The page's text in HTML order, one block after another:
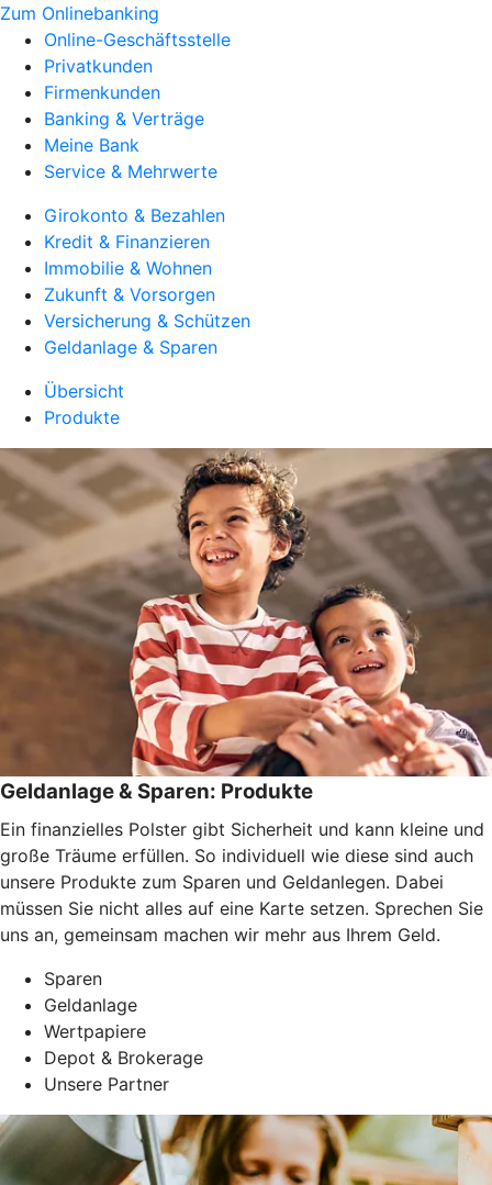
Zum Onlinebanking
Online-Geschäftsstelle
Privatkunden
Firmenkunden
Banking & Verträge
Meine Bank
Service & Mehrwerte
Girokonto & Bezahlen
Kredit & Finanzieren
Immobilie & Wohnen
Zukunft & Vorsorgen
Versicherung & Schützen
Geldanlage & Sparen
Übersicht
Produkte
Geldanlage & Sparen: Produkte
Ein finanzielles Polster gibt Sicherheit und kann kleine und
große Träume erfüllen. So individuell wie diese sind auch
unsere Produkte zum Sparen und Geldanlegen. Dabei
müssen Sie nicht alles auf eine Karte setzen. Sprechen Sie
uns an, gemeinsam machen wir mehr aus Ihrem Geld.
Sparen
Geldanlage
Wertpapiere
Depot & Brokerage
Unsere Partner